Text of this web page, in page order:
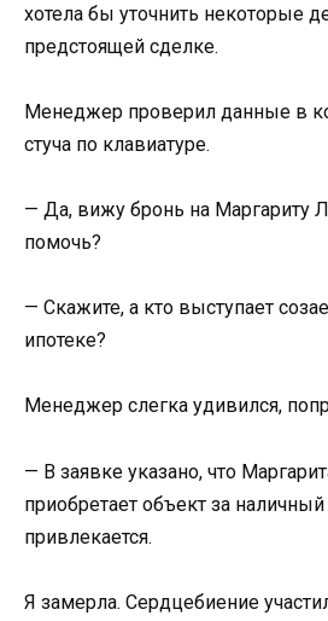
хотела бы уточнить некоторые
предстоящей сделке.
Менеджер проверил данные в
стуча по клавиатуре.
— Да, вижу бронь на Маргариту
помочь?
— Скажите, а кто выступает
ипотеке?
Менеджер слегка удивился,
— В заявке указано, что
приобретает объект за
привлекается.
Я замерла. Сердцебиение